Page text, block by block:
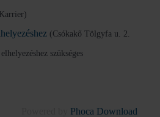
(Csókakő Tölgyfa u. 2.
szükséges
Phoca Download